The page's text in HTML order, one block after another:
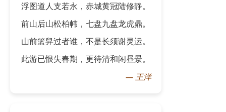
浮图道人支若永，赤城黄冠陆修静。
前山后山松柏帏，七盘九盘龙虎鼎。
山前篮舁过者谁，不是长须谢灵运。
此游已恨失春期，更待清和闲昼景。
—王洋